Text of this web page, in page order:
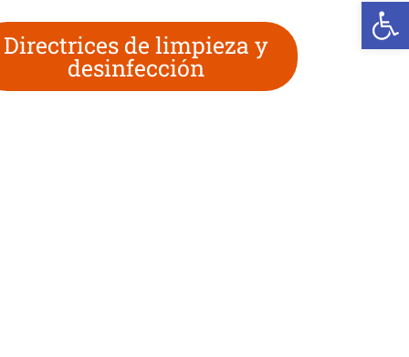
Directrices de limpieza y
desinfección